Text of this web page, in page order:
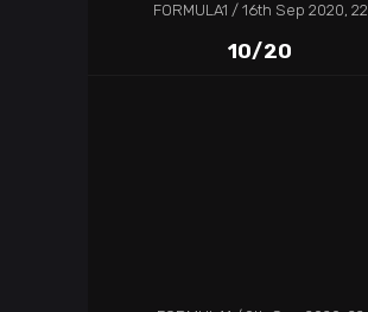
FORMULA1 16th Sep 2020, 22
10/20